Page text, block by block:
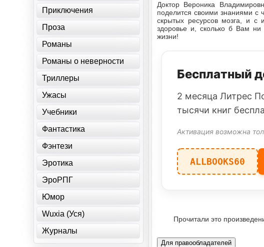
Доктор Вероника
поделится своими знаниями с
скрытых ресурсов мозга, и
здоровье и, сколько б Вам ни
жизни!
Бесплатный
2 месяца Литрес
тысячи книг
Активация возможна
ALLBOOKS60
Прочитали это
Для правообладателей
Приключения
Проза
Романы
Романы о неверности
Триллеры
Ужасы
Учебники
Фантастика
Фэнтези
Эротика
ЭроРПГ
Юмор
Wuxia (Уся)
Журналы